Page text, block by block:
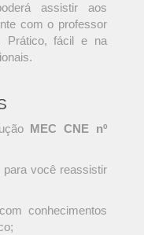
assistir aos
com o professor
Prático, fácil e na
MEC CNE nº
para você reassistir
conhecimentos